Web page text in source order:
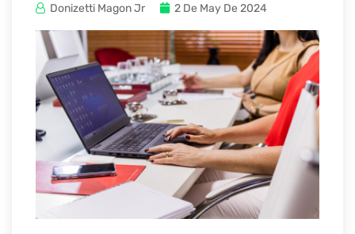
Donizetti Magon Jr 2 De May De 2024